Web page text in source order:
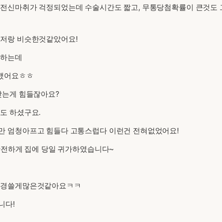
신마취가 걱정되었는데 수술시간도 짧고, 무통당첨확률이 큰것도
랑 비슷한것같았어요!
는데
어요ㅎㅎ
게 힘들잖아요?
하셨구요.
엄청아프고 힘들다 고통스럽다 이런건 전혀없었어요!
하게 집에 당일 귀가하였습니다~
쓸게많은것같아요ㅋㅋ
다!